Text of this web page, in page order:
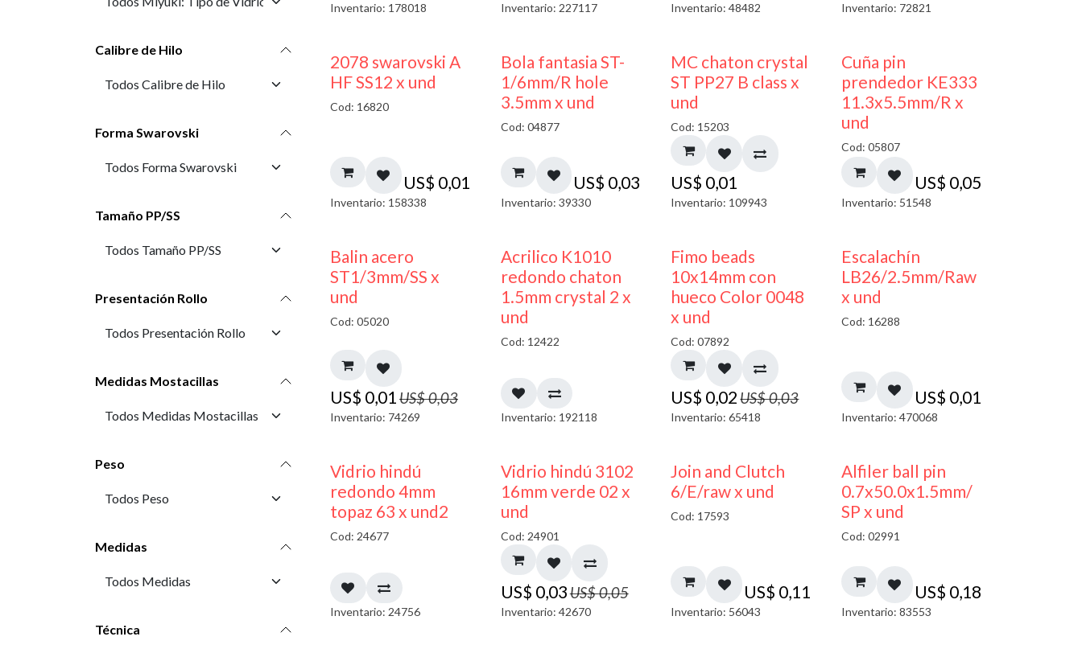
Calibre de Hilo
Forma Swarovski
Tamaño PP/SS
Presentación Rollo
Medidas Mostacillas
Peso
Medidas
Técnica
Inventario: 178018 Inventario: 227117 Inventario: 48482 Inventario: 72821
2078 swarovski A
HF SS12 x und
Cod: 16820
US$ 0,01
Inventario: 158338
Bola fantasia ST-
1/6mm/R hole
3.5mm x und
Cod: 04877
US$ 0,03
Inventario: 39330
MC chaton crystal
ST PP27 B class x
und
Cod: 15203
US$ 0,01
Inventario: 109943
Cuña pin
prendedor KE333
11.3x5.5mm/R x
und
Cod: 05807
US$ 0,05
Inventario: 51548
50% DESCUENTO
Balin acero
ST1/3mm/SS x
und
Cod: 05020
US$ 0,01US$0,03
Inventario: 74269
50% DESCUENTO
Acrilico K1010
redondo chaton
1.5mm crystal 2 x
und
Cod: 12422
Inventario: 192118
50% DESCUENTO
Fimo beads
10x14mm con
hueco Color 0048
x und
Cod: 07892
US$ 0,02 US$0,03
Inventario: 65418
Escalachín
LB26/2.5mm/Raw
x und
Cod: 16288
US$ 0,01
Inventario: 470068
40% DESCUENTO
Vidrio hindú
redondo 4mm
topaz 63 x und2
Cod: 24677
Inventario: 24756
40% DESCUENTO
Vidrio hindú 3102
16mm verde 02 x
und
Cod: 24901
US$ 0,03US$0,05
Inventario: 42670
Join and Clutch
6/E/raw x und
Cod: 17593
US$ 0,11
Inventario: 56043
Alfiler ball pin
0.7x50.0x1.5mm/
SP x und
Cod: 02991
US$ 0,18
Inventario: 83553